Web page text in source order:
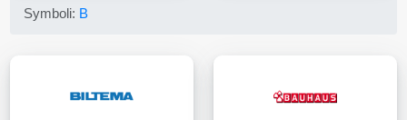
Symboli: B